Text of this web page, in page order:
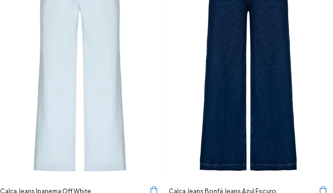
Calça Jeans Ipanema Off White Calça Jeans Bonfá Jeans Azul Escuro